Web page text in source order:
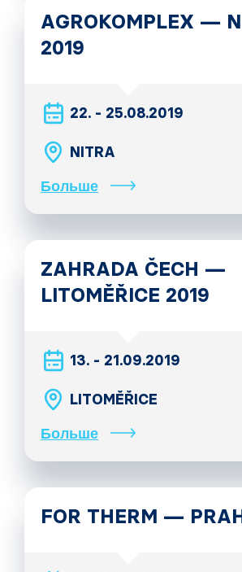
AGROKOMPLEX —
2019
22. - 25.08.2019
NITRA
Больше
ZAHRADA ČECH —
LITOMĚŘICE 2019
13. - 21.09.2019
LITOMĚŘICE
Больше
FOR THERM —